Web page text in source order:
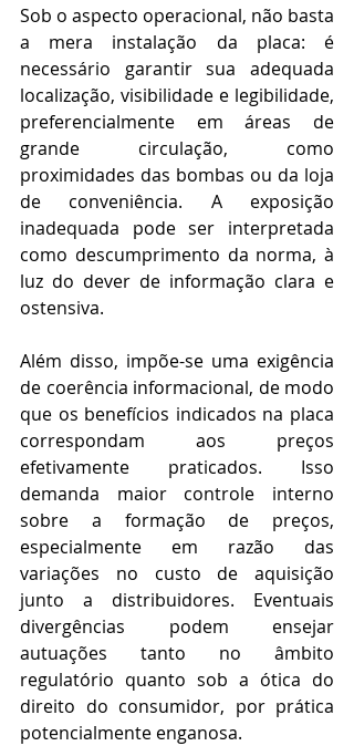
Sob o aspecto operacional, não basta
a mera instalação da placa: é
necessário garantir sua adequada
localização, visibilidade e legibilidade,
preferencialmente em áreas de
grande circulação, como
proximidades das bombas ou da loja
de conveniência. A exposição
inadequada pode ser interpretada
como descumprimento da norma, à
luz do dever de informação clara e
ostensiva.
Além disso, impõe-se uma exigência
de coerência informacional, de modo
que os benefícios indicados na placa
correspondam aos preços
efetivamente praticados. Isso
demanda maior controle interno
sobre a formação de preços,
especialmente em razão das
variações no custo de aquisição
junto a distribuidores. Eventuais
divergências podem ensejar
autuações tanto no âmbito
regulatório quanto sob a ótica do
direito do consumidor, por prática
potencialmente enganosa.